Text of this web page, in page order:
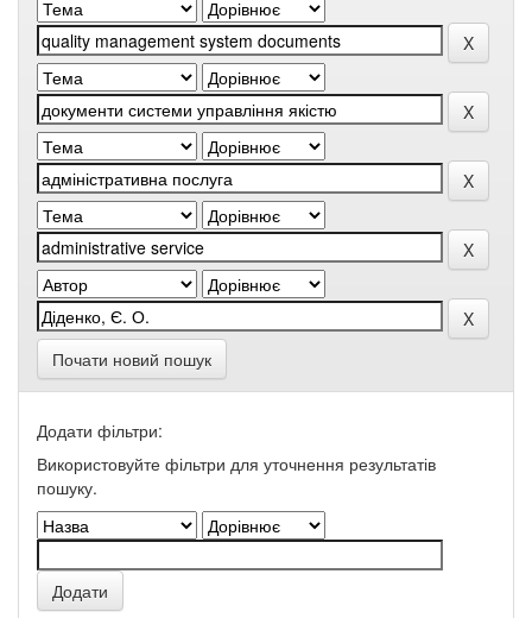
Почати новий пошук
Додати фільтри:
Використовуйте фільтри для уточнення результатів
пошуку.